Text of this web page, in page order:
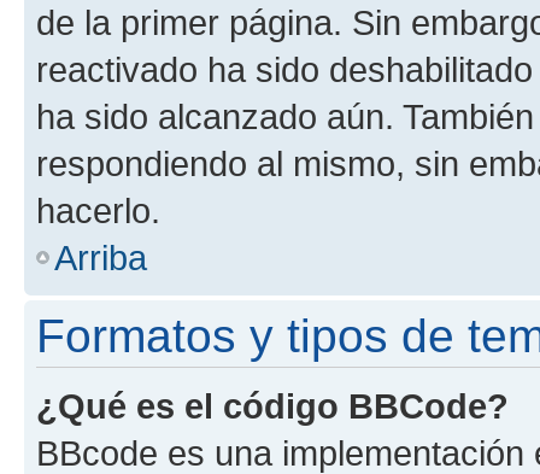
de la primer página. Sin
reactivado ha sido
ha sido alcanzado aún.
respondiendo al mismo, sin
hacerlo.
Arriba
Formatos y tipos de
¿Qué es el código BBCode?
BBcode es una